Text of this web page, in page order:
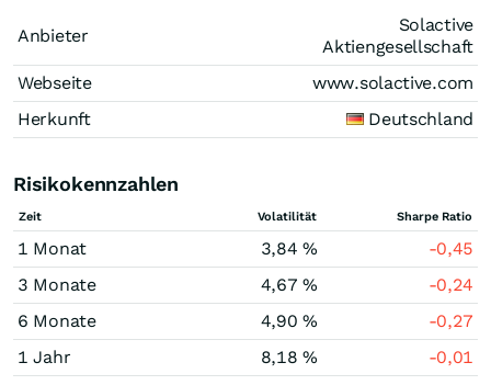
Anbieter
Solactive
Aktiengesellschaft
Webseite
www.solactive.com
Herkunft
Deutschland
Risikokennzahlen
Zeit Volatilität Sharpe Ratio
1 Monat 3,84 %
-0,45
3 Monate
4,67 %
-0,24
6 Monate
4,90 %
-0,27
1 Jahr
8,18 %
-0,01